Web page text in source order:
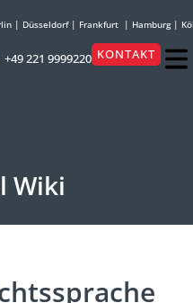
| Düsseldorf| Frankfurt | Hamburg|
+49 221 9999220 KONTAKT
Wiki